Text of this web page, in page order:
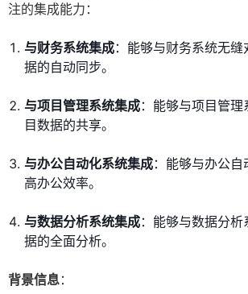
注的集成能力：
与财务系统集成：能够与财务系统无
据的自动同步。
与项目管理系统集成：能够与项目管
目数据的共享。
与办公自动化系统集成：能够与办公
高办公效率。
与数据分析系统集成：能够与数据分
据的全面分析。
背景信息：